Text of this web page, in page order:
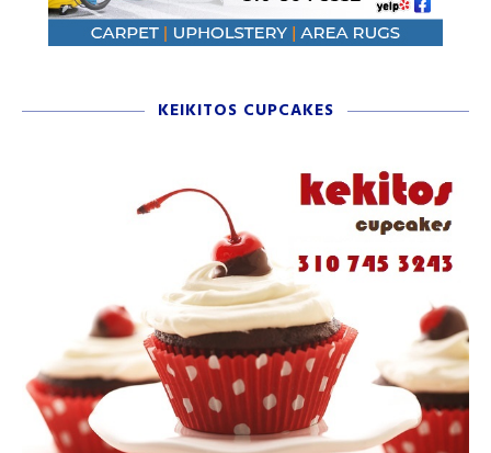
KEIKITOS CUPCAKES